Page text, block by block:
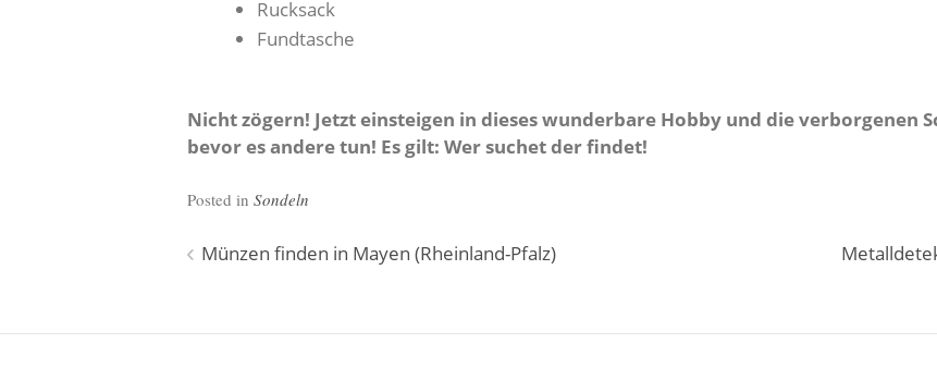
Rucksack
Fundtasche
Nicht zögern! Jetzt einsteigen in dieses wunderbare Hobby und die verborgenen
bevor es andere tun! Es gilt: Wer suchet der findet!
Posted in Sondeln
Beitragsnavigation
Münzen finden in Mayen (Rheinland-Pfalz)